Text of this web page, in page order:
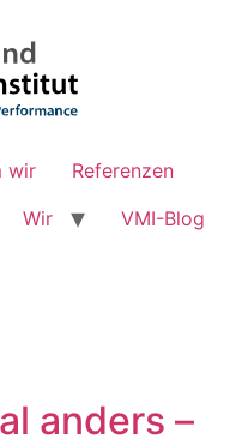
wir
Referenzen
Wir VMI-Blog
anders –